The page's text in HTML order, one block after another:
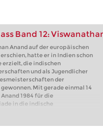
Band 12:
Anand auf der europäischen
hatte er in Indien schon
erzielt, die indischen
und als Jugendlicher
der
Mit gerade einmal 14
1984 für die
in die indische
1988 verlieh die die FIDE
den Titel eines Großmeisters.